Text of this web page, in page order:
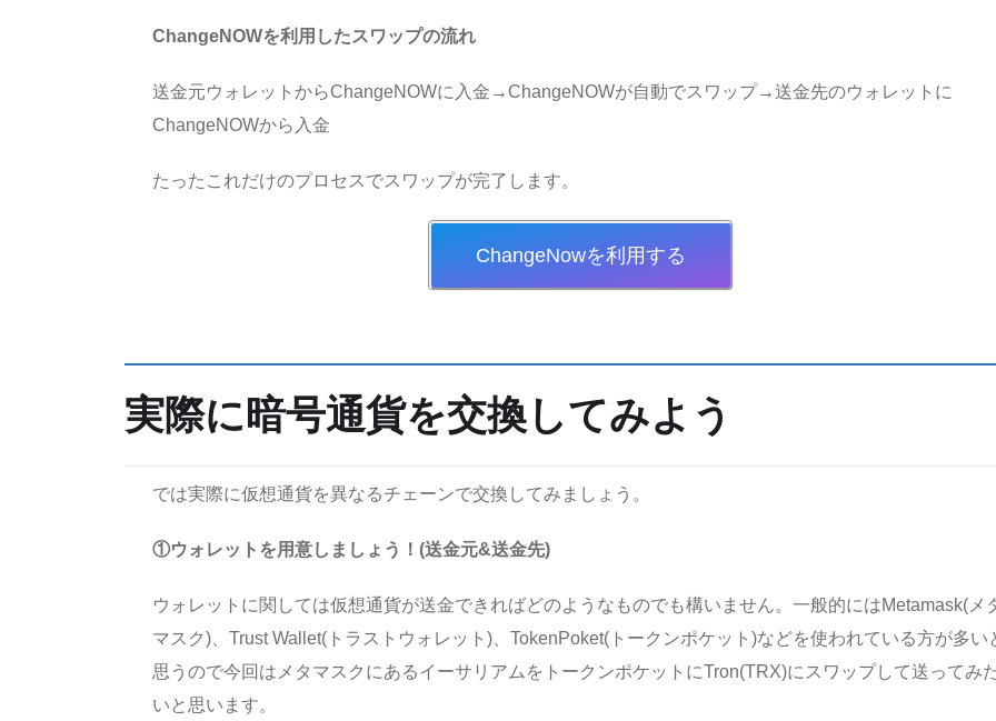
ChangeNOWを利用したスワップの流れ
送金元ウォレットからChangeNOWに入金→ChangeNOWが自動でスワップ→送金先のウォレットに
ChangeNOWから入金
たったこれだけのプロセスでスワップが完了します。
ChangeNowを利用する
実際に暗号通貨を交換してみよう
では実際に仮想通貨を異なるチェーンで交換してみましょう。
①ウォレットを用意しましょう！(送金元&送金先)
ウォレットに関しては仮想通貨が送金できればどのようなものでも構いません。一般的にはMetamask(メ
マスク)、Trust Wallet(トラストウォレット)、TokenPoket(トークンポケット)などを使われている方が多い
思うので今回はメタマスクにあるイーサリアムをトークンポケットにTron(TRX)にスワップして送ってみ
いと思います。